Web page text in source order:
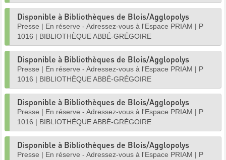
Disponible à Bibliothèques de Blois/Agglopolys
Presse | En réserve - Adressez-vous à l'Espace PRIAM | P
1016 | BIBLIOTHÈQUE ABBÉ-GRÉGOIRE
Disponible à Bibliothèques de Blois/Agglopolys
Presse | En réserve - Adressez-vous à l'Espace PRIAM | P
1016 | BIBLIOTHÈQUE ABBÉ-GRÉGOIRE
Disponible à Bibliothèques de Blois/Agglopolys
Presse | En réserve - Adressez-vous à l'Espace PRIAM | P
1016 | BIBLIOTHÈQUE ABBÉ-GRÉGOIRE
Disponible à Bibliothèques de Blois/Agglopolys
Presse | En réserve - Adressez-vous à l'Espace PRIAM | P